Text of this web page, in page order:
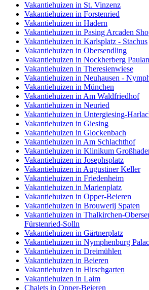
Vakantiehuizen in St. Vinzenz
Vakantiehuizen in Forstenried
Vakantiehuizen in Hadern
Vakantiehuizen in Pasing Arcaden
Vakantiehuizen in Karlsplatz - Stachus
Vakantiehuizen in Obersendling
Vakantiehuizen in Nockherberg
Vakantiehuizen in Theresienwiese
Vakantiehuizen in Neuhausen -
Vakantiehuizen in München
Vakantiehuizen in Am Waldfriedhof
Vakantiehuizen in Neuried
Vakantiehuizen in Untergiesing-
Vakantiehuizen in Giesing
Vakantiehuizen in Glockenbach
Vakantiehuizen in Am Schlachthof
Vakantiehuizen in Klinikum
Vakantiehuizen in Josephsplatz
Vakantiehuizen in Augustiner Keller
Vakantiehuizen in Friedenheim
Vakantiehuizen in Marienplatz
Vakantiehuizen in Opper-Beieren
Vakantiehuizen in Brouwerij Spaten
Vakantiehuizen in Thalkirchen-
Fürstenried-Solln
Vakantiehuizen in Gärtnerplatz
Vakantiehuizen in Nymphenburg
Vakantiehuizen in Dreimühlen
Vakantiehuizen in Beieren
Vakantiehuizen in Hirschgarten
Vakantiehuizen in Laim
Chalets in Opper-Beieren